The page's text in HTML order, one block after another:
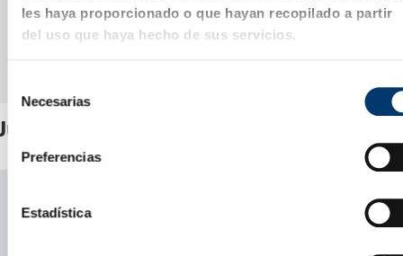
les haya proporcionado o que hayan recopilado a partir
del uso que haya hecho de sus servicios.
l
Necesarias
Preferencias
Estadística
de piezas de recambio